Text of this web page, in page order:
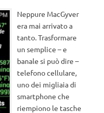
Neppure MacGyver
era mai arrivato a
tanto. Trasformare
un semplice – e
banale si può dire –
telefono cellulare,
uno dei migliaia di
smartphone che
riempiono le tasche